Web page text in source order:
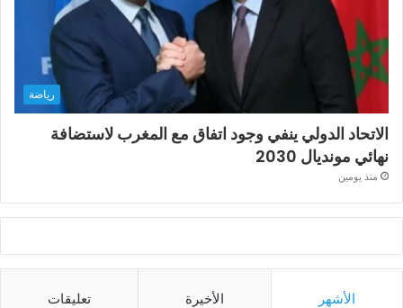
رياضة
الاتحاد الدولي ينفي وجود اتفاق مع المغرب لاستضافة
نهائي مونديال 2030
منذ يومين
الأشهر الأخيرة تعليقات